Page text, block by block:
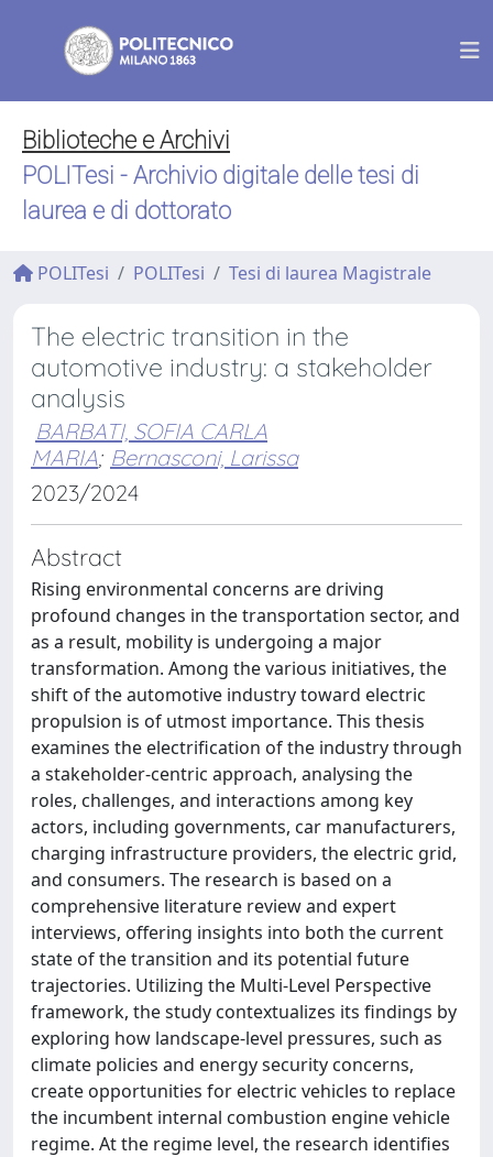
Biblioteche e Archivi
POLITesi - Archivio digitale delle tesi di
laurea e di dottorato
POLITesi POLITesi Tesi di laurea Magistrale
The electric transition in the
automotive industry: a stakeholder
analysis
BARBATI, SOFIA CARLA
MARIA; Bernasconi, Larissa
2023/2024
Abstract
Rising environmental concerns are driving
profound changes in the transportation sector, and
as a result, mobility is undergoing a major
transformation. Among the various initiatives, the
shift of the automotive industry toward electric
propulsion is of utmost importance. This thesis
examines the electrification of the industry through
a stakeholder-centric approach, analysing the
roles, challenges, and interactions among key
actors, including governments, car manufacturers,
charging infrastructure providers, the electric grid,
and consumers. The research is based on a
comprehensive literature review and expert
interviews, offering insights into both the current
state of the transition and its potential future
trajectories. Utilizing the Multi-Level Perspective
framework, the study contextualizes its findings by
exploring how landscape-level pressures, such as
climate policies and energy security concerns,
create opportunities for electric vehicles to replace
the incumbent internal combustion engine vehicle
regime. At the regime level, the research identifies